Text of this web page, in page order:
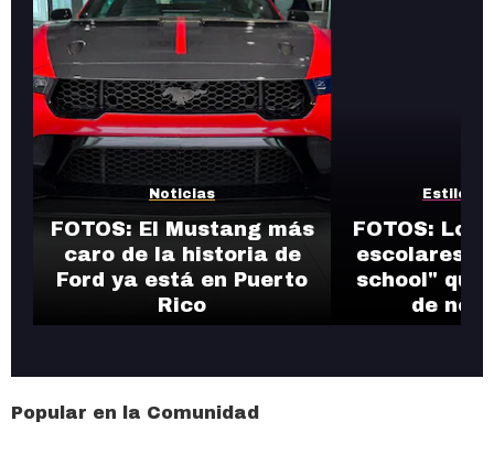
Noticias
FOTOS: El Mustang más
caro de la historia de
Ford ya está en Puerto
Rico
Estilos
FOTOS:
escolares
school" que
de
Popular en la Comunidad